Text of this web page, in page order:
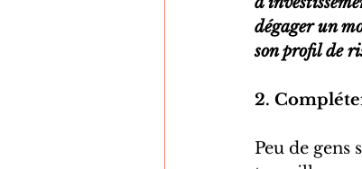
dégager un
son profil de
2.
Peu de